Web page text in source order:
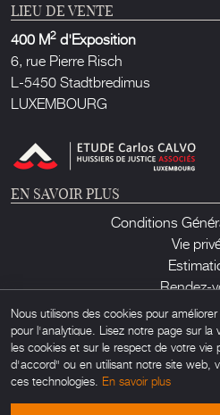
LIEU DE VENTE
400 M2 d'Exposition
6, rue Pierre Risch
L-5450 Stadtbredimus
LUXEMBOURG
EN SAVOIR PLUS
Conditions
Vie
Rendez-
Nous utilisons des cookies pour
pour l'analytique. Lisez notre page sur la
les cookies et sur le respect de votre vie
d'accord" ou en utilisant notre site web,
ces technologies. En savoir plus